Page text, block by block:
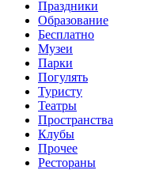
Праздники
Образование
Бесплатно
Музеи
Парки
Погулять
Туристу
Театры
Пространства
Клубы
Прочее
Рестораны